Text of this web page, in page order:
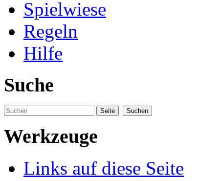
Spielwiese
Regeln
Hilfe
Suche
Werkzeuge
Links auf diese Seite